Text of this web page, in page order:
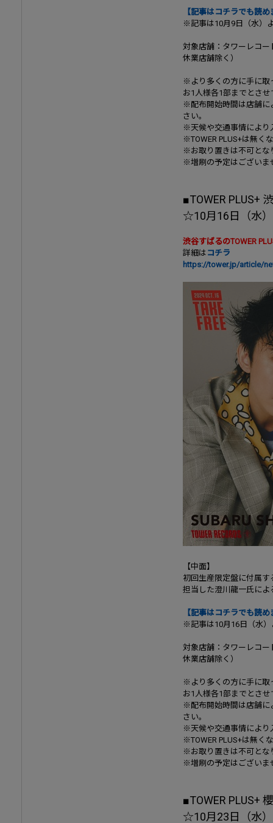
【記事はコチラでも読め
※記事は10月9日（水）
対象店舗：タワーレコ
休業店舗除く）
※より多くの方に手に取
お1人様各1部までとさ
※配布開始時間は店舗に
さい。
※天候や交通事情により
※TOWER PLUS+は無く
※お取り置きは不可とな
※増刷の予定はございま
■TOWER PLUS+
☆10月16日（水
渋谷すばるのTOWER
詳細は コチラ
https://tower.jp/article/
【中面】
初回生産限定盤に付属
担当した澄川龍一氏に
【記事はコチラでも読め
※記事は10月16日（水
対象店舗：タワーレコ
休業店舗除く）
※より多くの方に手に取
お1人様各1部までとさ
※配布開始時間は店舗に
さい。
※天候や交通事情により
※TOWER PLUS+は無く
※お取り置きは不可とな
※増刷の予定はございま
■TOWER PLUS+
☆10月23日（水